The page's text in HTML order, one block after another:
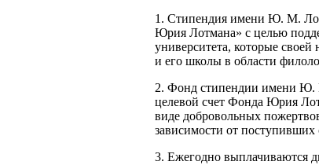
1. Стипендия имени Ю. М.
Юрия Лотмана» с целью
университета, которые
и его школы в области
2. Фонд стипендии имени Ю.
целевой счет Фонда Юрия
виде добровольных
зависимости от поступивших
3. Ежегодно выплачиваются